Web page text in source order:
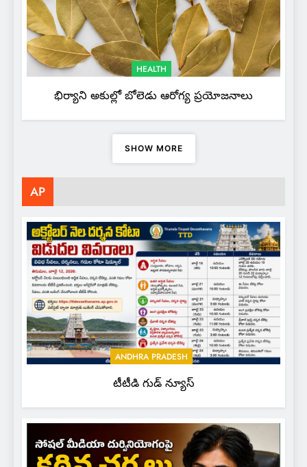
HEALTH
భిర్యాని అకుల్లో బోలెడు ఆరోగ్య ప్రయోజనాలు
SHOW MORE
AP
ANDHRA PRADESH
టీటీడి గుడ్ న్యూస్